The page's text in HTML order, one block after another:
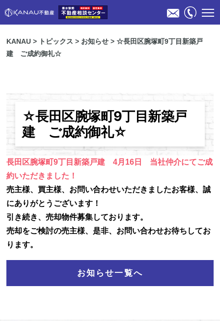
物件検索
不動産売却のご相談
スタッフ紹介
会社概要
お知らせ
KANAU > トピックス > お知らせ >☆長田区腕塚町9丁目新築戸
建 ご成約御礼☆
☆長田区腕塚町9丁目新築戸
建 ご成約御礼☆
長田区腕塚町9丁目新築戸建 4月16日 当社仲介にてご成
約いただきました！
売主様、買主様、お問い合わせいただきましたお客様、誠
にありがとうございます！
引き続き、売却物件募集しております。
売却をご検討の売主様、是非、お問い合わせお待ちしてお
ります。
お知らせ一覧へ